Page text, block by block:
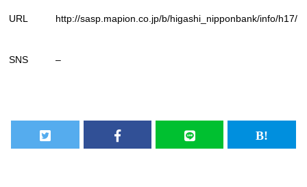
URL http://sasp.mapion.co.jp/b/higashi_nipponbank/info/h17/
SNS –